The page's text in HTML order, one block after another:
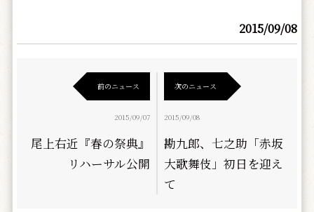
2015/09/08
前のニュース
2015/09/07
尾上右近『春の祭典』
リハーサル公開
次のニュース
2015/09/08
勘九郎、七之助「赤坂
大歌舞伎」初日を迎え
て